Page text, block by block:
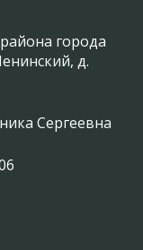
города
д.
Сергеевна